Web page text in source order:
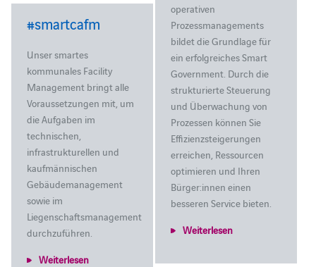
operativen
Prozessmanagements
bildet die Grundlage für
ein erfolgreiches Smart
Government. Durch die
strukturierte Steuerung
und Überwachung von
Prozessen können Sie
Effizienzsteigerungen
erreichen, Ressourcen
optimieren und Ihren
Bürger:innen einen
besseren Service bieten.
Weiterlesen
#smartcafm
Unser smartes
kommunales Facility
Management bringt alle
Voraussetzungen mit, um
die Aufgaben im
technischen,
infrastrukturellen und
kaufmännischen
Gebäudemanagement
sowie im
Liegenschaftsmanagement
durchzuführen.
Weiterlesen